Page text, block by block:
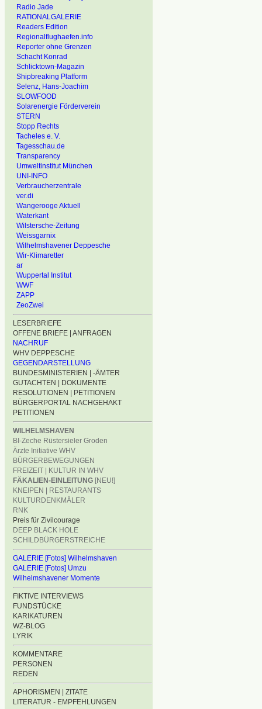
Radio Jade
RATIONALGALERIE
Readers Edition
Regionalflughaefen.info
Reporter ohne Grenzen
Schacht Konrad
Schlicktown-Magazin
Shipbreaking Platform
Selenz, Hans-Joachim
SLOWFOOD
Solarenergie Förderverein
STERN
Stopp Rechts
Tacheles e. V.
Tagesschau.de
Transparency
Umweltinstitut München
UNI-INFO
Verbraucherzentrale
ver.di
Wangerooge Aktuell
Waterkant
Wilstersche-Zeitung
Weissgarnix
Wilhelmshavener Deppesche
Wir-Klimaretter
ar
Wuppertal Institut
WWF
ZAPP
ZeoZwei
LESERBRIEFE
OFFENE BRIEFE | ANFRAGEN
NACHRUF
WHV DEPPESCHE
GEGENDARSTELLUNG
BUNDESMINISTERIEN | -ÄMTER
GUTACHTEN | DOKUMENTE
RESOLUTIONEN | PETITIONEN
BÜRGERPORTAL NACHGEHAKT
PETITIONEN
WILHELMSHAVEN
BI-Zeche Rüstersieler Groden
Ärzte Initiative WHV
BÜRGERBEWEGUNGEN
FREIZEIT | KULTUR IN WHV
FÄKALIEN-EINLEITUNG [NEU!]
KNEIPEN | RESTAURANTS
KULTURDENKMÄLER
RNK
Preis für Zivilcourage
DEEP BLACK HOLE
SCHILDBÜRGERSTREICHE
GALERIE [Fotos] Wilhelmshaven
GALERIE [Fotos] Umzu
Wilhelmshavener Momente
FIKTIVE INTERVIEWS
FUNDSTÜCKE
KARIKATUREN
WZ-BLOG
LYRIK
KOMMENTARE
PERSONEN
REDEN
APHORISMEN | ZITATE
LITERATUR - EMPFEHLUNGEN